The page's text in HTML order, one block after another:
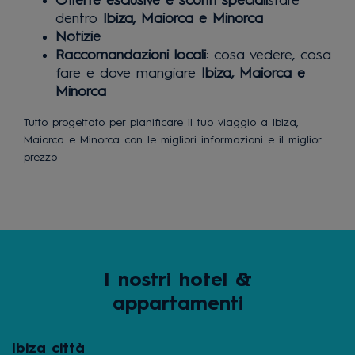
dentro
Ibiza, Maiorca e Minorca
Notizie
Raccomandazioni locali: cosa vedere, cosa
fare e dove mangiare
Ibiza, Maiorca e
Minorca
Tutto progettato per pianificare il tuo viaggio a Ibiza,
Maiorca e Minorca con le migliori informazioni e il miglior
prezzo
I nostri hotel &
appartamenti
Ibiza città